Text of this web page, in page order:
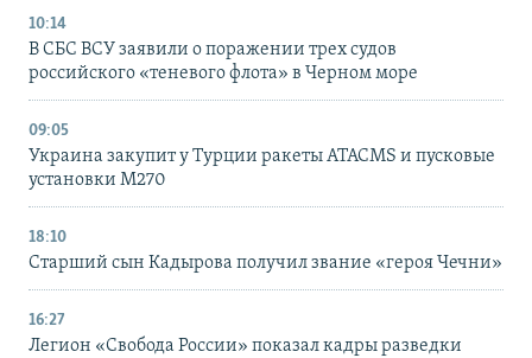
10:14
В СБС ВСУ заявили о поражении трех судов
российского «теневого флота» в Черном море
09:05
Украина закупит у Турции ракеты ATACMS и пусковые
установки M270
18:10
Старший сын Кадырова получил звание «героя Чечни»
16:27
Легион «Свобода России» показал кадры разведки